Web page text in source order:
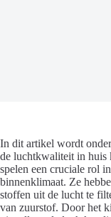
In dit artikel wordt
de luchtkwaliteit in huis
spelen een cruciale rol
binnenklimaat. Ze
stoffen uit de lucht te
van zuurstof. Door het